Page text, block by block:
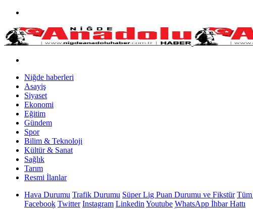
Niğde haberleri
Asayiş
Siyaset
Ekonomi
Eğitim
Gündem
Spor
Bilim & Teknoloji
Kültür & Sanat
Sağlık
Tarım
Resmi İlanlar
Hava Durumu Trafik Durumu Süper Lig Puan Durumu ve Fikstür Tüm
Facebook Twitter Instagram Linkedin Youtube WhatsApp İhbar Hattı